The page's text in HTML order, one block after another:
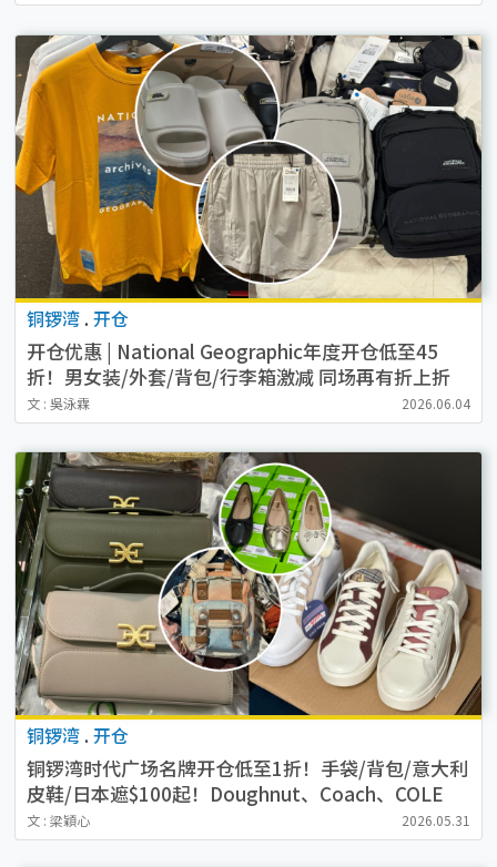
铜锣湾 . 开仓
开仓优惠 | National Geographic年度开仓低至45
折！男女装/外套/背包/行李箱激减 同场再有折上折
文 : 吳泳霖 2026.06.04
铜锣湾 . 开仓
铜锣湾时代广场名牌开仓低至1折！手袋/背包/意大利
皮鞋/日本遮$100起！Doughnut、Coach、COLE
HAAN、Sam Edelman
文 : 梁穎心 2026.05.31